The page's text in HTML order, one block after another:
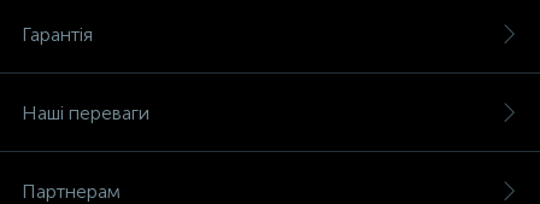
Гарантія
Наші переваги
Партнерам